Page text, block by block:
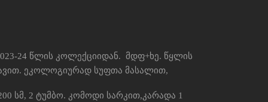
24 წლის კოლექციიდან. მდფ+ხე. წყლის
ეკოლოგიურად სუფთა მასალით,
სმ, 2 ტუმბო. კომოდი სარკით,კარადა 1